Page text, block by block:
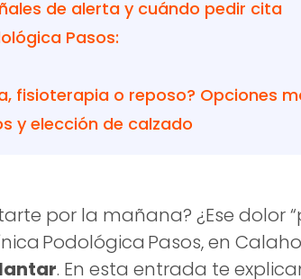
de alerta y cuándo pedir cita
Pasos:
fisioterapia o reposo? Opciones
y elección de calzado
por la mañana? ¿Ese dolor
Podológica Pasos, en
. En esta entrada te